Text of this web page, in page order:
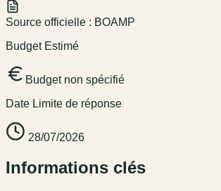
Source officielle : BOAMP
Budget Estimé
Budget non spécifié
Date Limite de réponse
28/07/2026
Informations clés